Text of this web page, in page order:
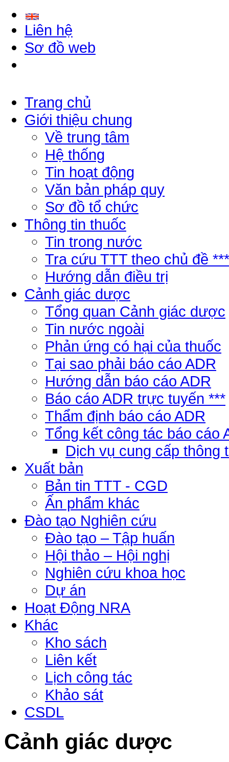
Liên hệ
Sơ đồ web
Trang chủ
Giới thiệu chung
Về trung tâm
Hệ thống
Tin hoạt động
Văn bản pháp quy
Sơ đồ tổ chức
Thông tin thuốc
Tin trong nước
Tra cứu TTT theo chủ đề ***
Hướng dẫn điều trị
Cảnh giác dược
Tổng quan Cảnh giác dược
Tin nước ngoài
Phản ứng có hại của thuốc
Tại sao phải báo cáo ADR
Hướng dẫn báo cáo ADR
Báo cáo ADR trực tuyến ***
Thẩm định báo cáo ADR
Tổng kết công tác báo cáo
Dịch vụ cung cấp thông
Xuất bản
Bản tin TTT - CGD
Ấn phẩm khác
Đào tạo Nghiên cứu
Đào tạo – Tập huấn
Hội thảo – Hội nghị
Nghiên cứu khoa học
Dự án
Hoạt Động NRA
Khác
Kho sách
Liên kết
Lịch công tác
Khảo sát
CSDL
Cảnh giác dược